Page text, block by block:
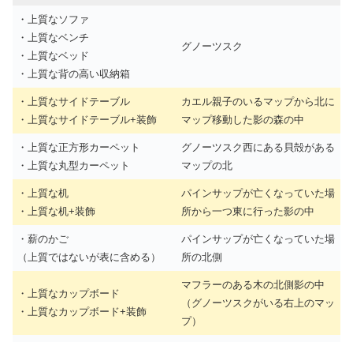
・上質なソファ
・上質なベンチ
・上質なベッド
・上質な背の高い収納箱
グノーツスク
・上質なサイドテーブル
・上質なサイドテーブル+装飾
カエル親子のいるマップから北に
マップ移動した影の森の中
・上質な正方形カーペット
・上質な丸型カーペット
グノーツスク西にある貝殻がある
マップの北
・上質な机
・上質な机+装飾
パインサップが亡くなっていた場
所から一つ東に行った影の中
・薪のかご
（上質ではないが表に含める）
パインサップが亡くなっていた場
所の北側
・上質なカップボード
・上質なカップボード+装飾
マフラーのある木の北側影の中
（グノーツスクがいる右上のマッ
プ）